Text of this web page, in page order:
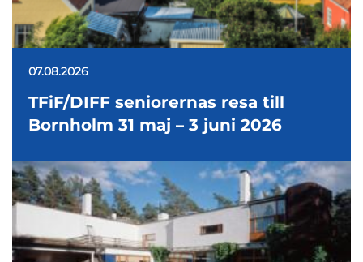
07.08.2026
TFiF/DIFF seniorernas resa till
Bornholm 31 maj – 3 juni 2026